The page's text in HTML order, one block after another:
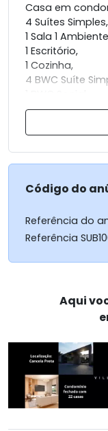
Casa em
4 Suítes Simples,
1 Sala 1
1 Escritório,
1 Cozinha,
4 BWC Suíte
2 vagas de
200 m²
Código do
Referência do
Referência
Aqui